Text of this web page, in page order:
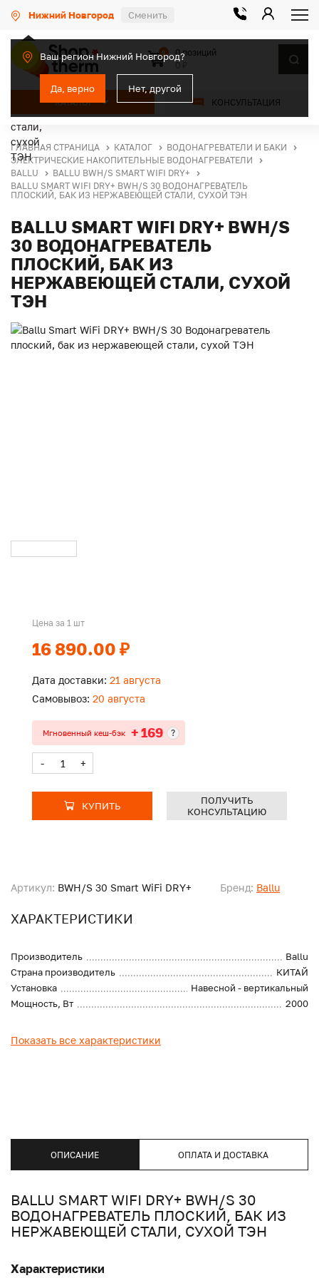
Нижний Новгород Сменить
Ваш регион Нижний Новгород?
Да, верно Нет, другой
КАТАЛОГ КОНСУЛЬТАЦИЯ
0
0 позиций
ГЛАВНАЯ СТРАНИЦА КАТАЛОГ
ВОДОНАГРЕВАТЕЛИ И БАКИ
ЭЛЕКТРИЧЕСКИЕ НАКОПИТЕЛЬНЫЕ ВОДОНАГРЕВАТЕЛИ
BALLU
BALLU BWH/S SMART WIFI DRY+
BALLU SMART WIFI DRY+ BWH/S 30 ВОДОНАГРЕВАТЕЛЬ
ПЛОСКИЙ, БАК ИЗ НЕРЖАВЕЮЩЕЙ СТАЛИ, СУХОЙ ТЭН
BALLU SMART WIFI DRY+ BWH/S
30 ВОДОНАГРЕВАТЕЛЬ
ПЛОСКИЙ, БАК ИЗ
НЕРЖАВЕЮЩЕЙ СТАЛИ, СУХОЙ
ТЭН
Артикул: BWH/S 30 Smart WiFi DRY+ Бренд: Ballu
ХАРАКТЕРИСТИКИ
Производитель
Ballu
Страна производитель
КИТАЙ
Установка
Навесной - вертикальный
Мощность, Вт
2000
Показать все характеристики
Цена за 1 шт
16 890.00 ₽
Дата доставки: 21 августа
Самовывоз: 20 августа
Мгновенный кеш-бэк + 169 ?
- +
КУПИТЬ
ПОЛУЧИТЬ
КОНСУЛЬТАЦИЮ
ОПИСАНИЕ ОПЛАТА И ДОСТАВКА
BALLU SMART WIFI DRY+ BWH/S 30
ВОДОНАГРЕВАТЕЛЬ ПЛОСКИЙ, БАК ИЗ
НЕРЖАВЕЮЩЕЙ СТАЛИ, СУХОЙ ТЭН
Характеристики